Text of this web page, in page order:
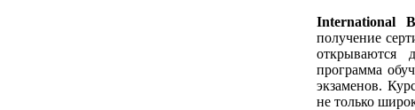
International
получение
открываются
программа
экзаменов.
не только